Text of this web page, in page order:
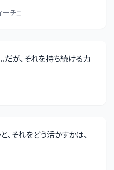
ーチェ
だが、それを持ち続ける力
それをどう活かすかは、